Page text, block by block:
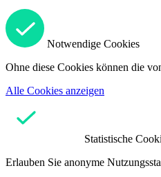
Notwendige Cookies
Ohne diese Cookies können die
Alle Cookies anzeigen
Statistische
Erlauben Sie anonyme